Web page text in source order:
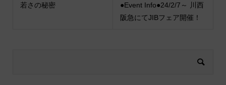
若さの秘密
●Event Info●24/2/7～ 川西
阪急にてJIBフェア開催！